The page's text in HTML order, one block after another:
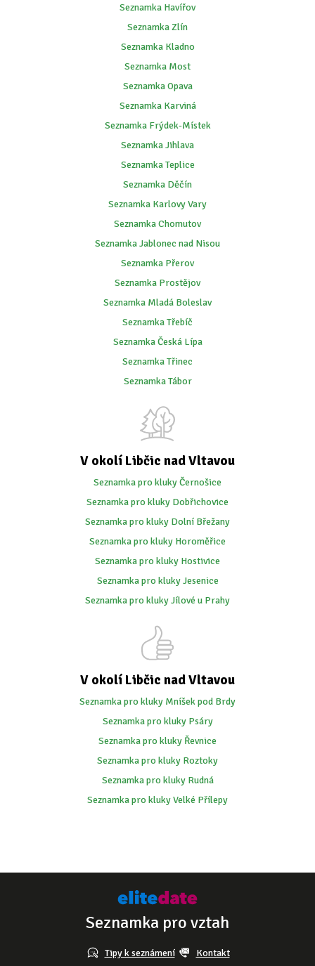
Seznamka Havířov
Seznamka Zlín
Seznamka Kladno
Seznamka Most
Seznamka Opava
Seznamka Karviná
Seznamka Frýdek-Místek
Seznamka Jihlava
Seznamka Teplice
Seznamka Děčín
Seznamka Karlovy Vary
Seznamka Chomutov
Seznamka Jablonec nad Nisou
Seznamka Přerov
Seznamka Prostějov
Seznamka Mladá Boleslav
Seznamka Třebíč
Seznamka Česká Lípa
Seznamka Třinec
Seznamka Tábor
V okolí Libčic nad Vltavou
Seznamka pro kluky Černošice
Seznamka pro kluky Dobřichovice
Seznamka pro kluky Dolní Břežany
Seznamka pro kluky Horoměřice
Seznamka pro kluky Hostivice
Seznamka pro kluky Jesenice
Seznamka pro kluky Jílové u Prahy
V okolí Libčic nad Vltavou
Seznamka pro kluky Mníšek pod Brdy
Seznamka pro kluky Psáry
Seznamka pro kluky Řevnice
Seznamka pro kluky Roztoky
Seznamka pro kluky Rudná
Seznamka pro kluky Velké Přílepy
Seznamka pro vztah
Tipy k seznámení Kontakt